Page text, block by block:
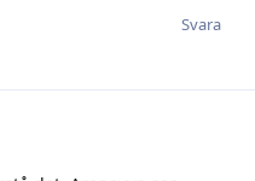
Svara